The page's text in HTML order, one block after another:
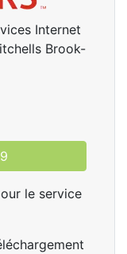
Internet
Brook-
le service